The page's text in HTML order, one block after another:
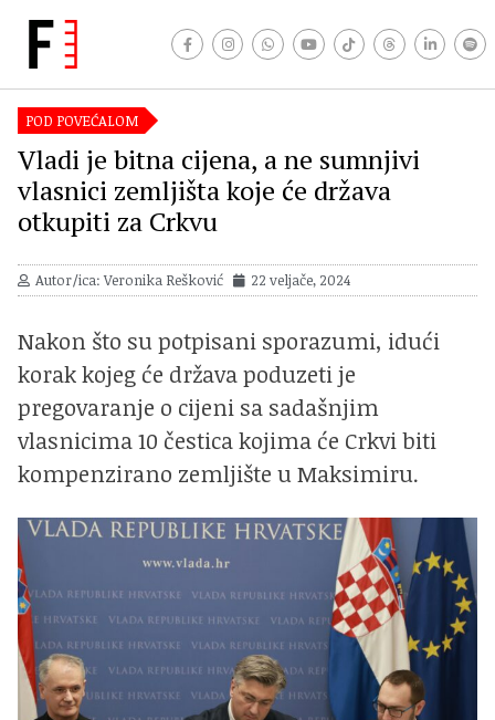
POD POVEĆALOM
Vladi je bitna cijena, a ne sumnjivi
vlasnici zemljišta koje će država
otkupiti za Crkvu
Autor/ica: Veronika Rešković 22 veljače, 2024
Nakon što su potpisani sporazumi, idući
korak kojeg će država poduzeti je
pregovaranje o cijeni sa sadašnjim
vlasnicima 10 čestica kojima će Crkvi biti
kompenzirano zemljište u Maksimiru.